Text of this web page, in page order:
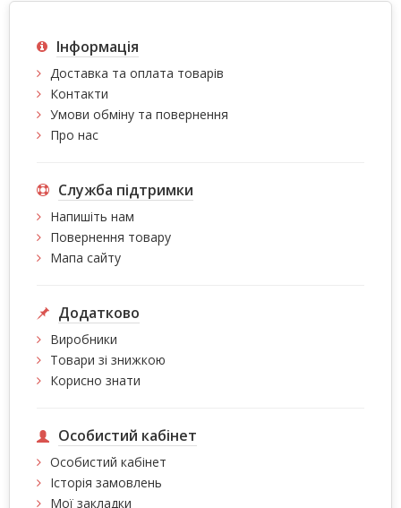
Інформація
Доставка та оплата товарів
Контакти
Умови обміну та повернення
Про нас
Служба підтримки
Напишіть нам
Повернення товару
Мапа сайту
Додатково
Виробники
Товари зі знижкою
Корисно знати
Особистий кабінет
Особистий кабінет
Історія замовлень
Мої закладки